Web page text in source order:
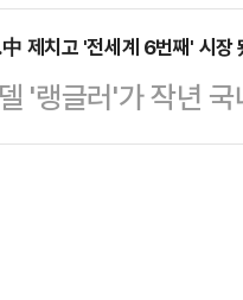
…
풀이된다.리얼미
동응답(ARS) 방
의힘은 37.0%를
에서 아동·청소
씨에게 징역 3
로그램을 이수하
제치고 '전세계 6번째' 시장
'랭글러'가 작년
전세계 6위 시장